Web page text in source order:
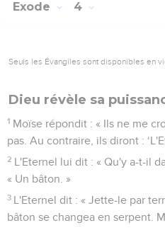
Exode 4
Seuls les Évangiles sont disponibles en
Dieu révèle sa
1 Moïse répondit : « Ils ne me
pas. Au contraire, ils diront :
2 L'Eternel lui dit : « Qu'y a-t-il
« Un bâton. »
3 L'Eternel dit : « Jette-le par
bâton se changea en serpent.